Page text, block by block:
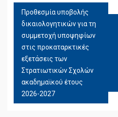
ΠΛΟΉΓΗΣΗ
ΆΡΘΡΩΝ
Προθεσμία υποβολής
δικαιολογητικών για τη
συμμετοχή υποψηφίων
στις προκαταρκτικές
εξετάσεις των
Στρατιωτικών Σχολών
ακαδημαϊκού έτους
2026-2027